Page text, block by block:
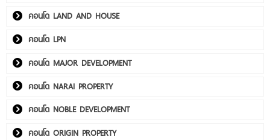
คอนโด LAND AND HOUSE
คอนโด LPN
คอนโด MAJOR DEVELOPMENT
คอนโด NARAI PROPERTY
คอนโด NOBLE DEVELOPMENT
คอนโด ORIGIN PROPERTY